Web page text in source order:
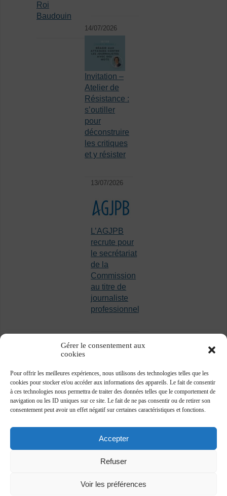
Gérer le consentement aux
cookies
Pour offrir les meilleures expériences, nous utilisons des technologies telles que les
cookies pour stocker et/ou accéder aux informations des appareils. Le fait de consentir
à ces technologies nous permettra de traiter des données telles que le comportement de
navigation ou les ID uniques sur ce site. Le fait de ne pas consentir ou de retirer son
consentement peut avoir un effet négatif sur certaines caractéristiques et fonctions.
Accepter
Refuser
Voir les préférences
Roi
Baudouin
14/07/2026
Invitation –
Atelier de
Résistance :
s’outiller
pour
déconstruire
les critiques
et y résister
13/07/2026
L’AGJPB
recrute pour
le secrétariat
de la
Commission
au titre de
journaliste
professionnel